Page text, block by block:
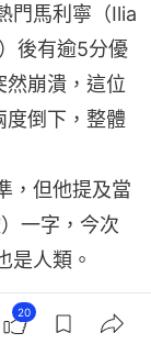
門馬利寧（Ilia
後有逾5分優
崩潰，這位
度倒下，整體
，但他提及當
一字，今次
是人類。
20